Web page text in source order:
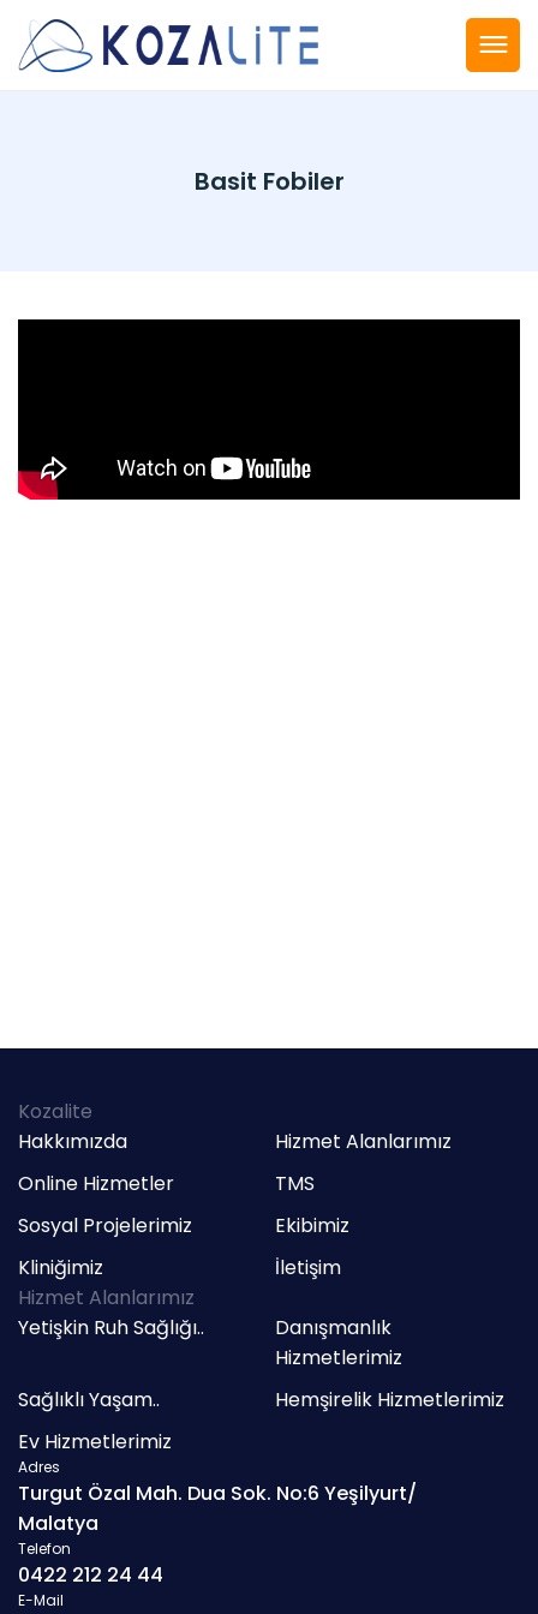
Basit Fobiler
Kozalite
Hakkımızda
Hizmet Alanlarımız
Online Hizmetler
TMS
Sosyal Projelerimiz
Ekibimiz
Kliniğimiz
İletişim
Hizmet Alanlarımız
Yetişkin Ruh Sağlığı..
Danışmanlık
Hizmetlerimiz
Sağlıklı Yaşam..
Hemşirelik Hizmetlerimiz
Ev Hizmetlerimiz
Adres
Turgut Özal Mah. Dua Sok. No:6 Yeşilyurt/
Malatya
Telefon
0422 212 24 44
E-Mail